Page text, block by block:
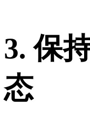
3. 保
态